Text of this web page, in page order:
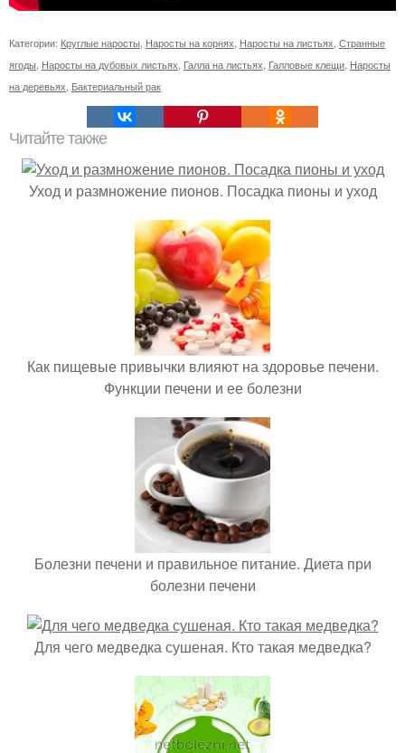
Категории: Круглые наросты Наросты на корнях Наросты на листьях Странные
ягоды Наросты на дубовых листьях Галла на листьях Галловые клещи Наросты
на деревьях Бактериальный рак
Читайте также
Уход и размножение пионов. Посадка пионы и уход
Как пищевые привычки влияют на здоровье печени.
Функции печени и ее болезни
Болезни печени и правильное питание. Диета при
болезни печени
Для чего медведка сушеная. Кто такая медведка?